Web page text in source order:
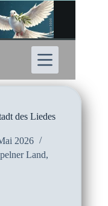
des Liedes
2026
Land,